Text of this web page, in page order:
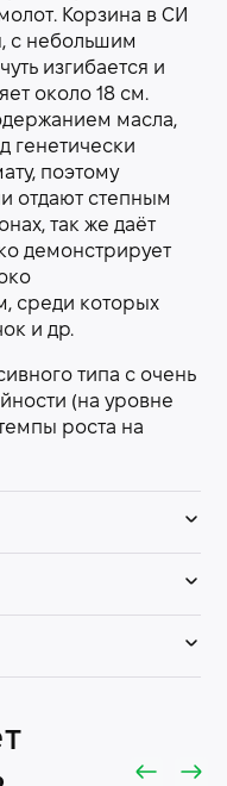
Корзина в СИ
с небольшим
изгибается и
около 18 см.
масла,
генетически
поэтому
отдают степным
так же даёт
демонстрирует
среди которых
и др.
типа с очень
(на уровне
роста на